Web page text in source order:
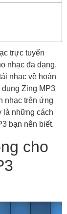
trực tuyến
nhạc đa dạng,
nhạc về hoàn
Zing MP3
nhạc trên ứng
là những cách
bạn nên biết.
cho